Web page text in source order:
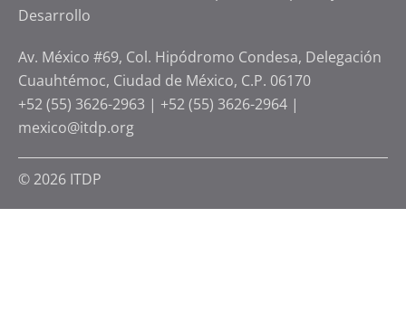
Av. México #69, Col. Hipódromo Condesa, Delegación
Cuauhtémoc, Ciudad de México, C.P. 06170
+52 (55) 3626-2963 | +52 (55) 3626-2964 |
mexico@itdp.org
© 2026 ITDP